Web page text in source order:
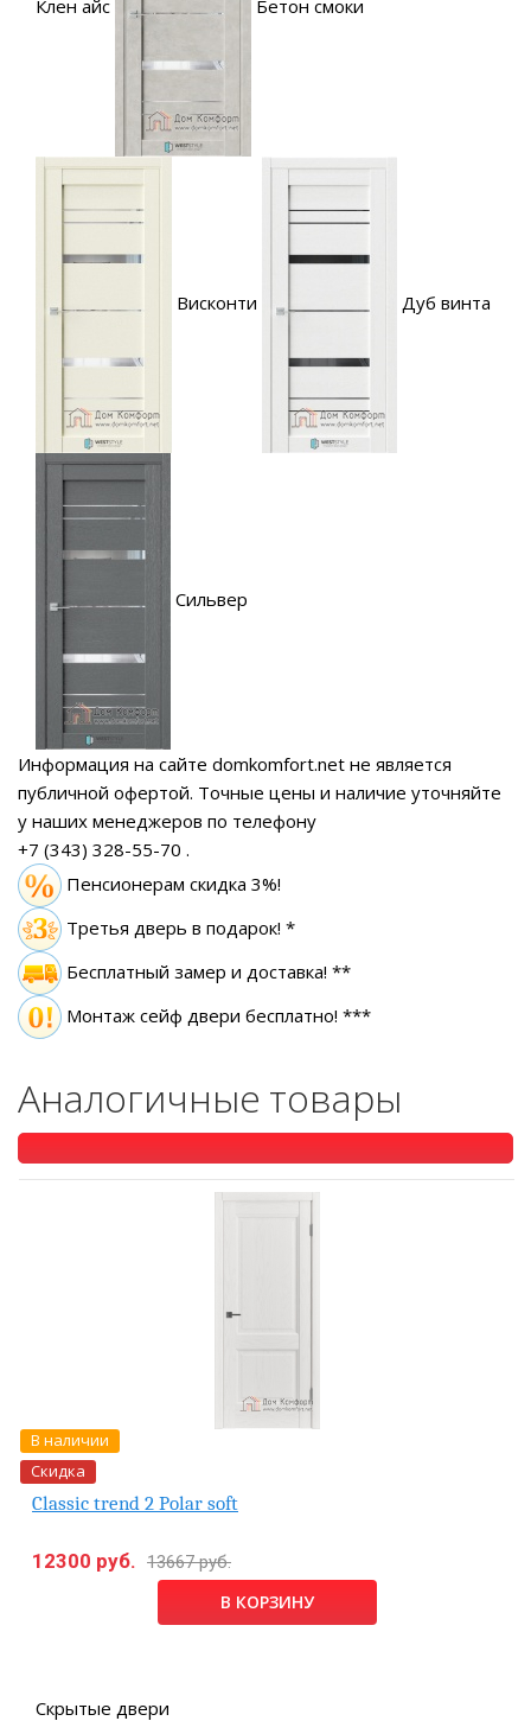
Клен айс Бетон смоки
Висконти Дуб винта
Сильвер
Информация на сайте domkomfort.net не является
публичной офертой. Точные цены и наличие уточняйте
у наших менеджеров по телефону
+7 (343) 328-55-70 .
Пенсионерам скидка 3%!
Третья дверь в подарок! *
Бесплатный замер и доставка! **
Монтаж сейф двери бесплатно! ***
Аналогичные товары
В наличии
Скидка
Classic trend 2 Polar soft
12300 руб. 13667 руб.
В КОРЗИНУ
Скрытые двери